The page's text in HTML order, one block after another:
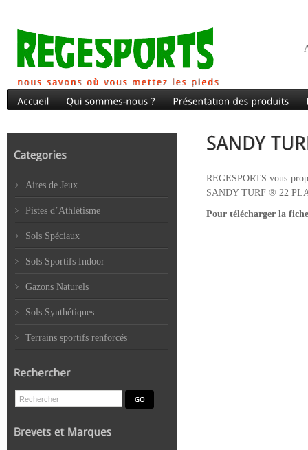
REGESPORTS vous
SANDY TURF ® 22
Pour télécharger la
Aires de Jeux
Pistes d’Athlétisme
Sols Spéciaux
Sols Sportifs Indoor
Gazons Naturels
Sols Synthétiques
Terrains sportifs renforcés